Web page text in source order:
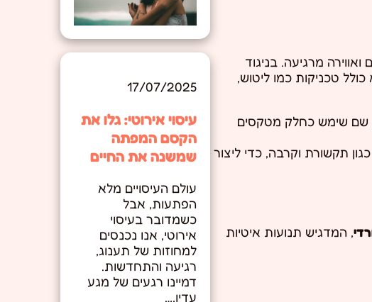
מרגיעה. בניגוד
טכניקות כמו ליטוש,
שם שימש כחלק מטקסים
תקשורת וקרבה, כדי ליצור
, המדגיש תנועות איטיות
17/07/2025
עיסוי אירוטי: גלו את
הקסם המפתה
שמשנה את החיים
עולם העיסויים מלא
הפתעות, אבל
כשמדובר בעיסוי
אירוטי, אנו נכנסים
למחוזות של תענוג,
רגיעה והתחדשות.
דמיינו רגעים של מגע
עדין,…